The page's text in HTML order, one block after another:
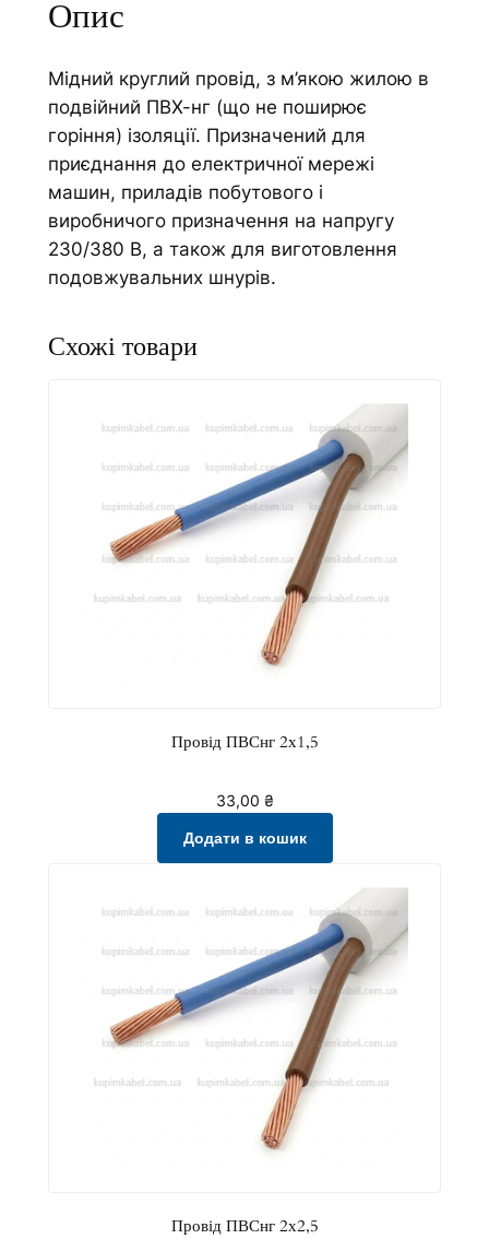
г
х
6
,
0
к
і
л
ь
і
e
Опис
Мідний круглий провід, з м’якою жилою в
подвійний ПВХ-нг (що не поширює
горіння) ізоляції. Призначений для
приєднання до електричної мережі
машин, приладів побутового і
виробничого призначення на напругу
230/380 В, а також для виготовлення
подовжувальних шнурів.
Провід ПВСнг 2х1,5
33,00 ₴
Додати в кошик
Провід ПВСнг 2х2,5